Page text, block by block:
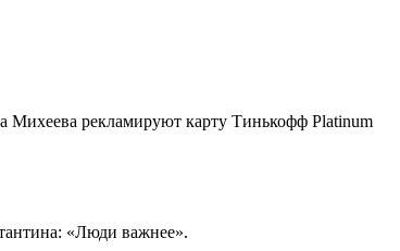
Михеева рекламируют карту Тинькофф Platinum
«Люди важнее».